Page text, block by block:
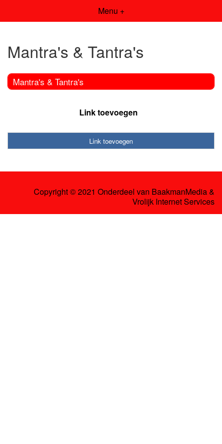
Menu +
Mantra's & Tantra's
Mantra's & Tantra's
Link toevoegen
Link toevoegen
Copyright © 2021 Onderdeel van BaakmanMedia&
Vrolijk Internet Services